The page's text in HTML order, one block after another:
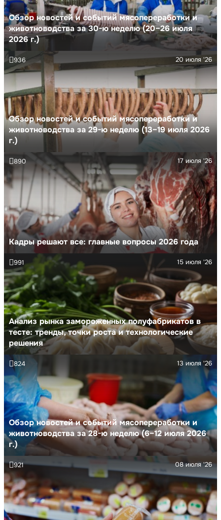
Обзор новостей и событий мясопереработки и
животноводства за 30-ю неделю (20–26 июля
2026 г.)
Обзор новостей и событий мясопереработки и
животноводства за 29-ю неделю (13–19 июля 2026
г.)
20 июля '26
936
Кадры решают все: главные вопросы 2026 года
17 июля '26
890
Анализ рынка замороженных полуфабрикатов в
тесте: тренды, точки роста и технологические
решения
15 июля '26
991
Обзор новостей и событий мясопереработки и
животноводства за 28-ю неделю (6–12 июля 2026
г.)
13 июля '26
824
08 июля '26
921